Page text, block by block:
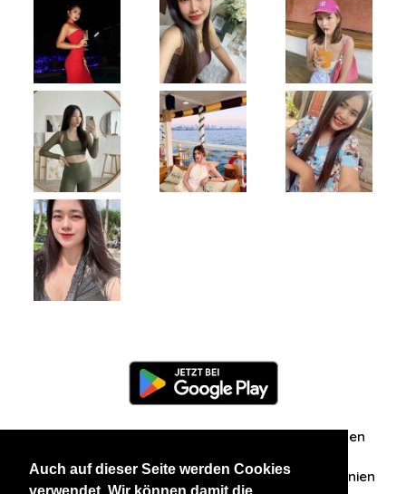
Auch auf dieser Seite werden Cookies
Zuschriften/Erfahrungen
Datenschutzerklärung AGB Datenschutzrichtlinien